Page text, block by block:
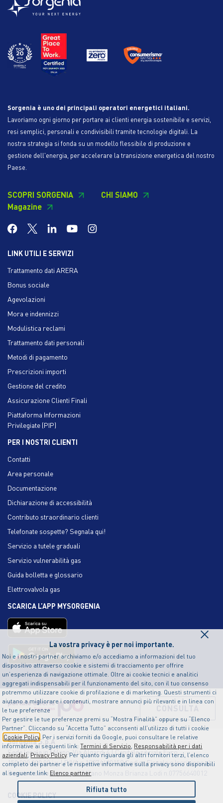
La vostra privacy è per noi importante.
Noi e i nostri partner archiviamo e/o accediamo a informazioni del tuo
dispositivo attraverso cookie e sistemi di tracciamento per offrire
un’esperienza di navigazione ottimale. Oltre ai cookie tecnici e analitici
aggregati indispensabili per il funzionamento del sito, con il tuo consenso
potremmo utilizzare cookie di profilazione e di marketing. Questi strumenti ci
aiutano a migliorare i contenuti, mostrare annunci più rilevanti e in linea con
le tue preferenze
Per gestire le tue preferenze premi su “Mostra Finalità” oppure su “Elenco
Partner”. Cliccando su “Accetta Tutto” acconsenti all’utilizzo di tutti i cookie
Cookie Policy. Per i servizi forniti da Google, puoi consultare le relative
informative ai seguenti link:Termini di Servizio, Responsabilità per i dati
aziendali,Privacy Policy. Per quanto riguarda gli altri fornitori terzi, l’elenco
completo dei partner e le rispettive informative sulla privacy sono disponibili
al seguente link: Elenco partner
×
Rifiuta tutto
Sorgenia è uno dei principali operatori energetici italiani.
Lavoriamo ogni giorno per portare ai clienti energia sostenibile e servizi,
resi semplici, personali e condivisibili tramite tecnologie digitali. La
nostra strategia si fonda su un modello flessibile di produzione e
gestione dell'energia, per accelerare la transizione energetica del nostro
Paese.
SCOPRI SORGENIA
CHI SIAMO
Magazine
LINK UTILI E SERVIZI
Trattamento dati ARERA
Bonus sociale
Agevolazioni
Mora e indennizzi
Modulistica reclami
Trattamento dati personali
Metodi di pagamento
Prescrizioni importi
Gestione del credito
Assicurazione Clienti Finali
Piattaforma Informazioni
Privilegiate (PIP)
PER I NOSTRI CLIENTI
Contatti
Area personale
Documentazione
Dichiarazione di accessibilità
Contributo straordinario clienti
Telefonate sospette? Segnala qui!
Servizio a tutele graduali
Servizio vulnerabilità gas
Guida bolletta e glossario
Elettrovalvola gas
SCARICA L’APP MYSORGENIA
Sorgenia S.p.A
Sede legale in Milano, Via Algardi 4 | Capitale sociale Euro
150.000.000,00 i.v. | P.IVA n.12874490159 Codice Fiscale e Iscrizione al
Registro delle Imprese di Milano Monza Brianza Lodi n.07756640012
COOKIE POLICY